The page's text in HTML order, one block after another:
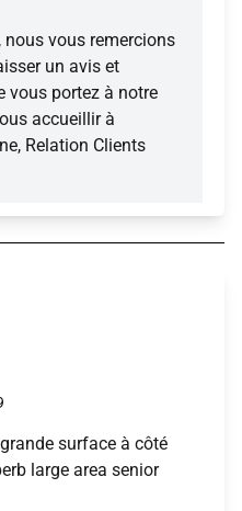
vous remercions
un avis et
vous portez à notre
accueillir à
Relation Clients
surface à côté
large area senior